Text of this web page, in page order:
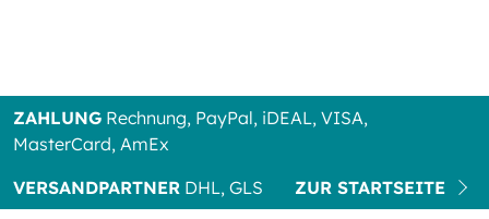
ZAHLUNG Rechnung, PayPal, iDEAL, VISA,
MasterCard, AmEx
VERSANDPARTNER DHL, GLS
ZUR STARTSEITE